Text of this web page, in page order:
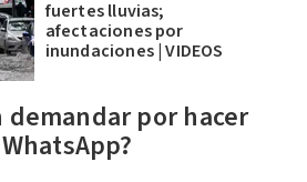
fuertes lluvias;
afectaciones por
inundaciones | VIDEOS
demandar por hacer